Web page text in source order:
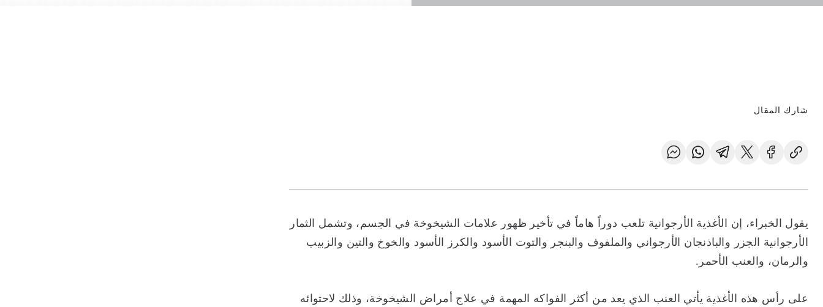
شارك المقال
يقول الخبراء، إن الأغذية الأرجوانية تلعب دوراً هاماً في تأخير ظهور علامات الشيخوخة في الجسم، وتشمل الثمار
الأرجوانية الجزر والباذنجان الأرجواني والملفوف والبنجر والتوت الأسود والكرز الأسود والخوخ والتين والزبيب
والرمان، والعنب الأحمر.
على رأس هذه الأغذية يأتي العنب الذي يعد من أكثر الفواكه المهمة في علاج أمراض الشيخوخة، وذلك لاحتوائه